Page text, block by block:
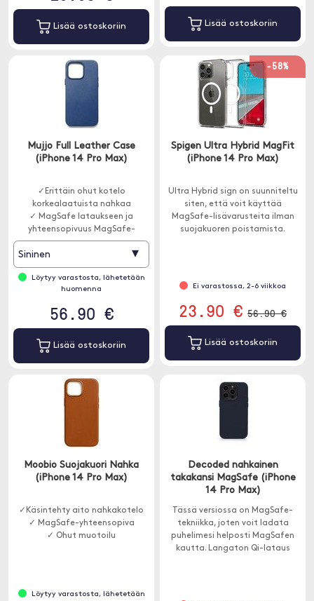
Lisää ostoskoriin Lisää ostoskoriin
Mujjo Full Leather Case
(iPhone 14 Pro Max)
✓Erittäin ohut kotelo
korkealaatuista nahkaa
✓ MagSafe lataukseen ja
yhteensopivuus MagSafe-
kiinnikkeiden kanssa
✓ Korotetut suojakehykset
näytön ja kameran ympärillä
Sininen ▾
Löytyy varastosta, lähetetään
huomenna
56.90 €
Lisää ostoskoriin
-58%
Spigen Ultra Hybrid MagFit
(iPhone 14 Pro Max)
Ultra Hybrid sign on suunniteltu
siten, että voit käyttää
MagSafe-lisävarusteita ilman
suojakuoren poistamista.
Ei varastossa, 2-6 viikkoa
23.90 € 56.90 €
Lisää ostoskoriin
Moobio Suojakuori Nahka
(iPhone 14 Pro Max)
✓Käsintehty aito nahkakotelo
✓ MagSafe-yhteensopiva
✓ Ohut muotoilu
Löytyy varastosta, lähetetään
Decoded nahkainen
takakansi MagSafe (iPhone
14 Pro Max)
Tässä versiossa on MagSafe-
tekniikka, joten voit ladata
puhelimesi helposti MagSafen
kautta. Langaton Qi-lataus